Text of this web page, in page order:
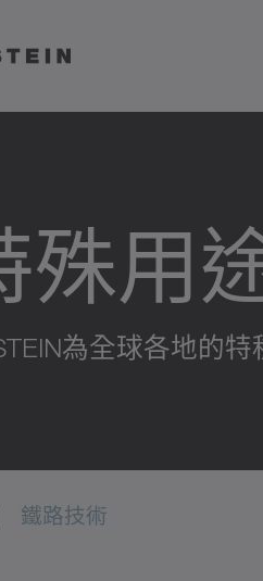
殊用
為全球各地的
鐵路技術